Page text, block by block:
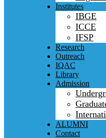
Institutes
IBGE
ICCE
IFSP
Research
Outreach
IQAC
Library
Admission
ALUMNI
Contact